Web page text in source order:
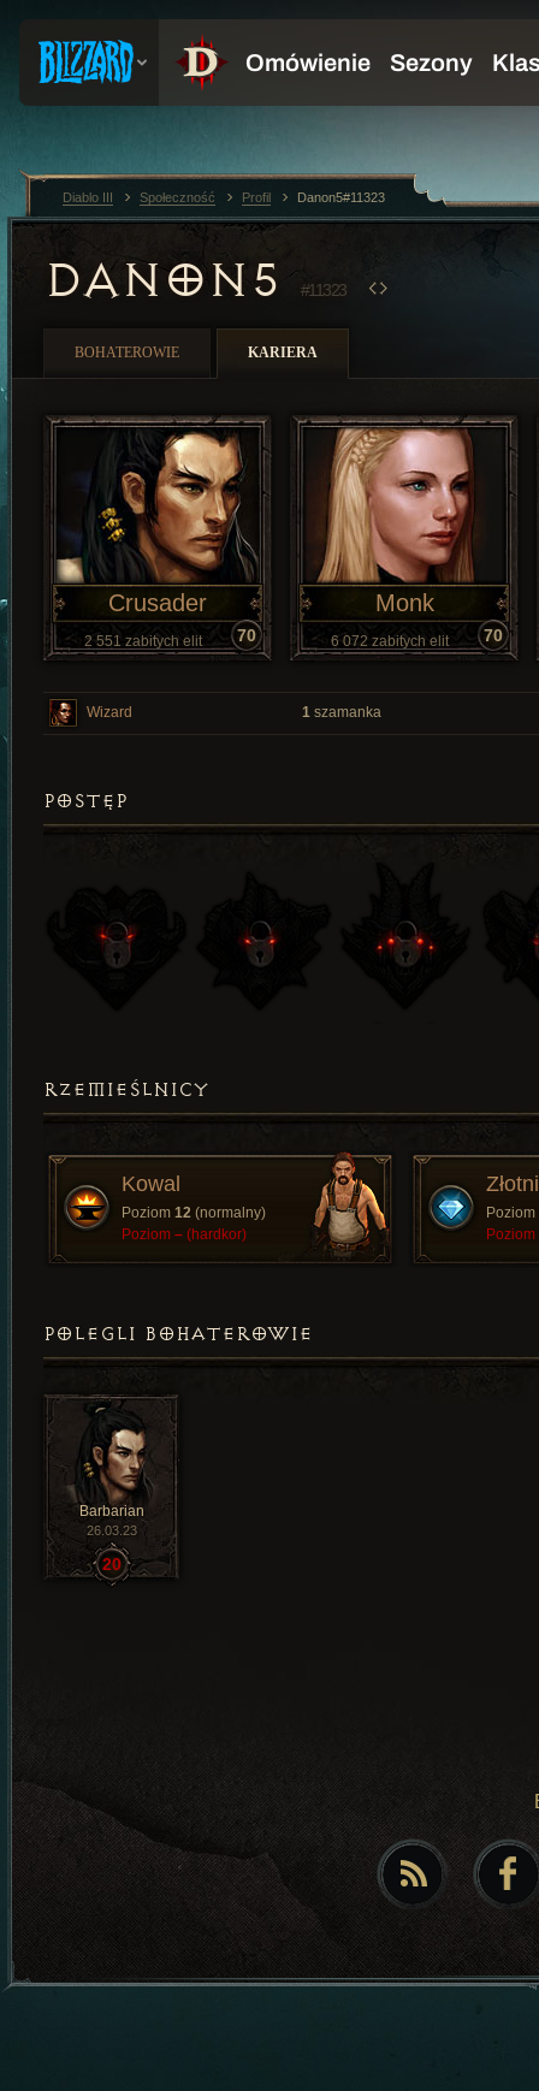
DANON5 #11323
BOHATEROWIE KARIERA
Crusader
2 551 zabitych elit 70
Monk
6 072 zabitych elit 70
Wizard 1 szamanka
POSTĘP
RZEMIEŚLNICY
Kowal
Poziom 12 (normalny)
Poziom – (hardkor)
Poziom
Poziom
POLEGLI BOHATEROWIE
Barbarian
26.03.23
20
Diablo III Społeczność Profil Danon5#11323